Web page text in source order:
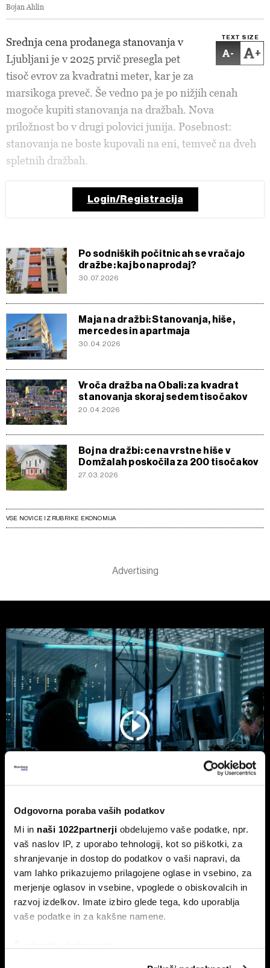
Odgovorna poraba vaših podatkov
Mi in naši 1022partnerji obdelujemo vaše podatke, npr.
vaš naslov IP, z uporabo tehnologij, kot so piškotki, za
shranjevanje in dostop do podatkov o vaši napravi, da
vam lahko prikazujemo prilagojene oglase in vsebino, za
merjenje oglasov in vsebine, vpoglede o obiskovalcih in
razvoj izdelkov. Imate izbiro glede tega, kdo uporablja
vaše podatke in za kakšne namene.
Bojan Ahlin
TEXT SIZE
- +
Srednja cena prodanega stanovanja v
Ljubljani je v 2025 prvič presegla pet
tisoč evrov za kvadratni meter, kar je za
marsikoga preveč. Še vedno pa je po nižjih cenah
mogoče kupiti stanovanja na dražbah. Nova
priložnost bo v drugi polovici junija. Posebnost:
stanovanja ne boste kupovali na eni, temveč na dveh
spletnih dražbah.
Login/Registracija
Po sodniških počitnicah se vračajo
dražbe: kaj bo naprodaj?
30.07.2026
Maja na dražbi: Stanovanja, hiše,
mercedes in apartmaja
30.04.2026
Vroča dražba na Obali: za kvadrat
stanovanja skoraj sedem tisočakov
20.04.2026
Boj na dražbi: cena vrstne hiše v
Domžalah poskočila za 200 tisočakov
27.03.2026
VSE NOVICE IZ RUBRIKE EKONOMIJA
Top 5 novic za začetek dneva: nov
val kibernetskih napadov na Wall
Streetu
To so najpomembnejše poslovne novice za začetek dneva.